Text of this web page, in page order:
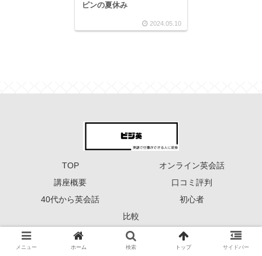
ピンの夏休み
2024.05.10
TOP
オンライン英会話
講座概要
口コミ評判
40代から英会話
初心者
比較
Copyright © 2023 ーーー ビジ英 ーーー All Rights Reserved.
メニュー ホーム 検索 トップ サイドバー